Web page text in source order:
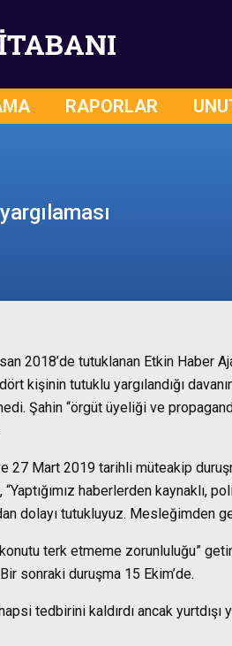
RAPORLAR
2018’de tutuklanan Etkin Haber
kişinin tutuklu yargılandığı
Şahin “örgüt üyeliği ve
27 Mart 2019 tarihli müteakip
haberlerden kaynaklı,
dolayı tutukluyuz. Mesleğimden
terk etmeme zorunluluğu”
sonraki duruşma 15 Ekim’de.
tedbirini kaldırdı ancak yurtdışı